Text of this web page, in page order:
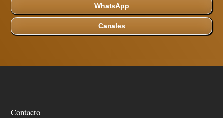
WhatsApp
Canales
Contacto